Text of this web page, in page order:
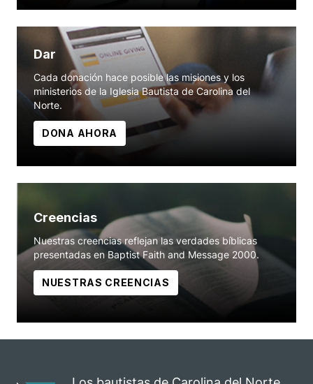
Dar
Cada donación hace posible las misiones y los
ministerios de la Iglesia Bautista de Carolina del
Norte.
DONA AHORA
Creencias
Nuestras creencias reflejan las verdades bíblicas
presentadas en Baptist Faith and Message 2000.
NUESTRAS CREENCIAS